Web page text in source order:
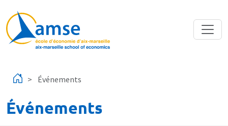
Événements
Événements